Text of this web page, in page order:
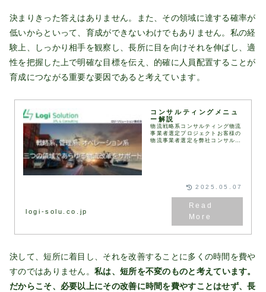
決まりきった答えはありません。また、その領域に達する確率が
低いからといって、育成ができないわけでもありません。私の経
験上、しっかり相手を観察し、長所に目を向けそれを伸ばし、適
性を把握した上で明確な目標を伝え、的確に人員配置することが
育成につながる重要な要因であると考えています。
コンサルティングメニュ
ー解説
物流戦略系コンサルティング物流
事業者選定プロジェクトお客様の
物流事業者選定を弊社コンサルタ
logi-solu.co.jp
2025.05.07
決して、短所に着目し、それを改善することに多くの時間を費や
すのではありません。私は、短所を不変のものと考えています。
だからこそ、必要以上にその改善に時間を費やすことはせず、長